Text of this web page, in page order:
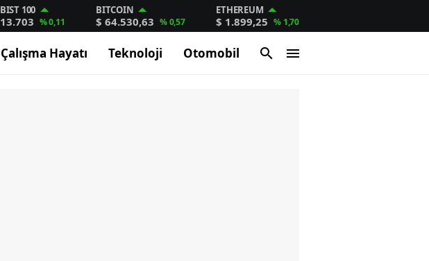
BIST 100
13.703 % 0,11
BITCOIN
$ 64.530,63 % 0,57
ETHEREUM
$ 1.899,25 % 1,70
Çalışma Hayatı Teknoloji Otomobil